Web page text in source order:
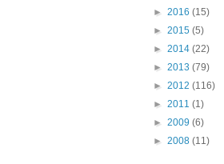
► 2016 (15)
► 2015 (5)
► 2014 (22)
► 2013 (79)
► 2012 (116)
► 2011 (1)
► 2009 (6)
► 2008 (11)